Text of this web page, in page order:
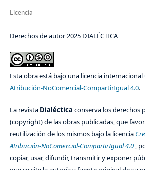
Licencia
Derechos de autor 2025 DIALÉCTICA
Esta obra está bajo una licencia internacional
Atribución-NoComercial-CompartirIgual 4.0.
La revista Dialéctica conserva los derechos
(copyright) de las obras publicadas, que
reutilización de los mismos bajo la licencia
Atribución-NoComercial-CompartirIgual 4.0,
copiar, usar, difundir, transmitir y exponer